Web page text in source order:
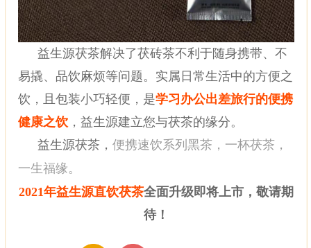
益生源茯茶解决了茯砖茶不利于随身携带、不
易撬、品饮麻烦等问题。实属日常生活中的方便之
饮，且包装小巧轻便，是学习办公出差旅行的便携
健康之饮 ，益生源建立您与茯茶的缘分。
益生源茯茶，便携速饮系列黑茶，一杯茯茶，
一生福缘。
2021年益生源直饮茯茶全面升级即将上市，敬请期
待！